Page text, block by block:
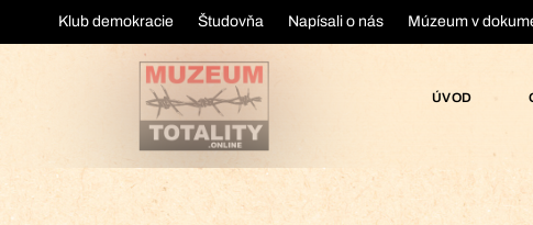
Klub demokracie Študovňa Napísali o nás Múzeum v
ÚVOD